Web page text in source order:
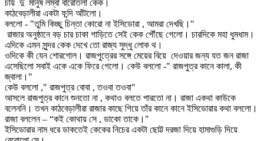
চায় দু মানুষ লম্বা বারোতলা কেক।
কাঠবেড়ালীরা একটা ফন্দি আঁটলো।
বললো - "তুমি কিচ্ছু চিন্তা কোরো না ইসিডোরা , আমরা দেখছি।"
রাজার অনুষ্ঠানে বড় চার চাকা গাড়িতে সেই কেক পৌঁছে গেলো। চারদিকে মহা ধুমধাম।
এদিকে এমন সুন্দর কেক দেখে তো রাজ্য সুদ্ধু লোক থ।
ওদিকে কী যেন শোরগোল। রাজপুত্রের সঙ্গে মেয়ের বিয়ে দেওয়ার জন্য যত জন রাজা
এসেছিলো সবাই একে একে ফিরে গেলো। কেউ বললো -" রাজপুত্র কানে কালা, কী
জ্বালা।"
কেউ বললো ," রাজপুত্র বোবা , তওবা তওবা"
আসলে রাজপুত্র কানে শুনতো না , কথাও বলতে পারতো না। রাজা একথা কাউকে
বলেননি। তখন কাঠবেড়ালীরা রাজার কাছে গিয়ে তাঁর কানে কানে ইসিডোরার কথা বললো।
রাজা বললেন – “কই কোথায় সে , ডাকো তাকে।"
ইসিডোরার নাম ধরে ডাকতেই কেকের নিচের একটা ছোট্ট দরজা দিয়ে হামাগুড়ি দিয়ে